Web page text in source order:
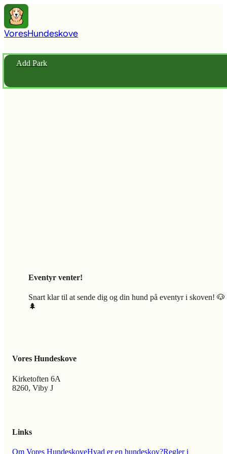
VoresHundeskove
Add Park
Eventyr venter!
Snart klar til at sende dig og din hund på eventyr i skoven! 🐶
🌲
Vores Hundeskove
Kirketoften 6A
8260, Viby J
Links
Om Vores HundeskoveHvad er en hundeskov?Regler i